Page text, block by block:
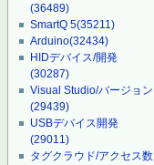
(36489)
SmartQ 5(35211)
Arduino(32434)
HIDデバイス/開発
(30287)
Visual Studio/バージョン
(29439)
USBデバイス開発
(29011)
タグクラウド/アクセス数